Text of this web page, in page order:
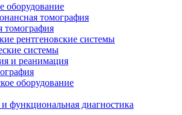
оборудование
томография
томография
рентгеновские системы
системы
и реанимация
оборудование
функциональная диагностика